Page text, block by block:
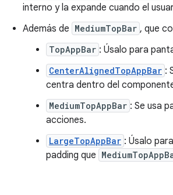
interno y la expande cuando el
Además de MediumTopBar , que
TopAppBar : Úsalo para
CenterAlignedTopAppBar :
centra dentro del
MediumTopAppBar : Se usa
acciones.
LargeTopAppBar : Úsalo
padding que